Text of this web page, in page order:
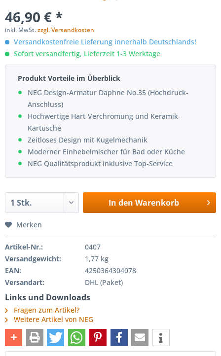
46,90 € *
inkl. MwSt.zzgl. Versandkosten
Versandkostenfreie Lieferung innerhalb Deutschlands!
Sofort versandfertig, Lieferzeit 1-3 Werktage
Produkt Vorteile im Überblick
NEG Design-Armatur Daphne No.35 (Hochdruck-
Anschluss)
Hochwertige Hart-Verchromung und Keramik-
Kartusche
Zeitloses Design mit Kugelmechanik
Moderner Einhebelmischer für Bad oder Küche
NEG Qualitätsprodukt inklusive Top-Service
In den Warenkorb
Merken
Artikel-Nr.:
0407
Versandgewicht:
1,77 kg
EAN:
4250364304078
Versandart:
DHL (Paket)
Links und Downloads
Fragen zum Artikel?
Weitere Artikel von NEG